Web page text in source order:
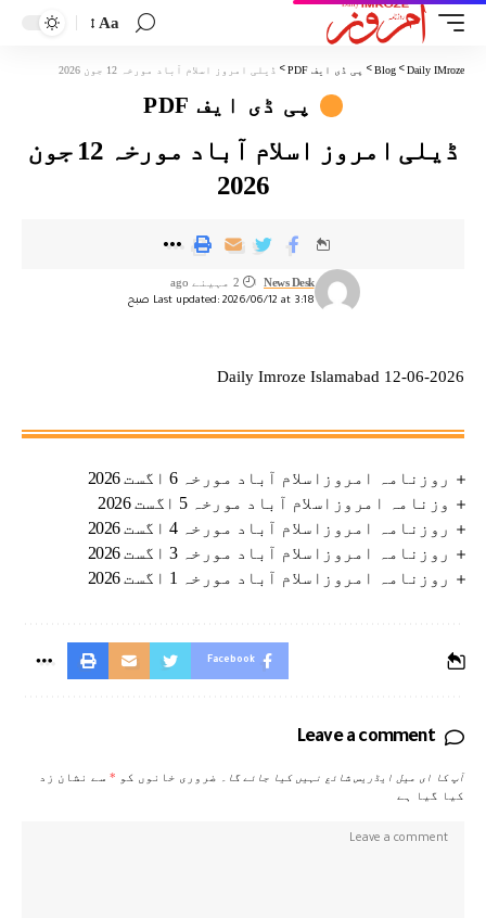
Aa
Daily IMroze
>
Blog
> پی ڈی ایف PDF > ڈیلی امروز اسلام آباد مورخہ 12 جون 2026
پی ڈی ایف PDF
ڈیلی امروز اسلام آباد مورخہ 12 جون
2026
Last updated: 2026/06/12 at 3:18 صبح
News Desk 2 مہینے ago
Daily Imroze Islamabad 12-06-2026
روزنامہ امروزاسلام آباد مورخہ 6 اگست 2026
وزنامہ امروزاسلام آباد مورخہ 5 اگست 2026
روزنامہ امروزاسلام آباد مورخہ 4 اگست 2026
روزنامہ امروزاسلام آباد مورخہ 3 اگست 2026
روزنامہ امروزاسلام آباد مورخہ 1 اگست 2026
Facebook
Leave a comment
آپ کا ای میل ایڈریس شائع نہیں کیا جائے گا۔ ضروری خانوں کو * سے نشان زد
کیا گیا ہے